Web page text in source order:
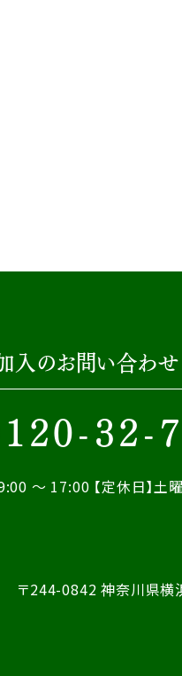
入のお問い合わせ
32-
9:00 ～ 17:00 【定休日】土
〒244-0842 神奈川県横